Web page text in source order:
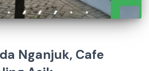
Nganjuk, Cafe